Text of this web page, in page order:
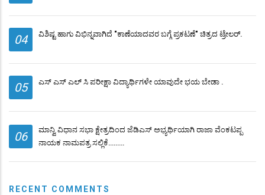
04 ವಿಶಿಷ್ಟ ಹಾಗು ವಿಭಿನ್ನವಾಗಿದೆ "ಕಾಣೆಯಾದವರ ಬಗ್ಗೆ ಪ್ರಕಟಣೆ" ಚಿತ್ರದ ಟ್ರೇಲರ್.
05 ಎಸ್ ಎಸ್ ಎಲ್ ಸಿ ಪರೀಕ್ಷಾ ವಿದ್ಯಾರ್ಥಿಗಳೇ ಯಾವುದೇ ಭಯ ಬೇಡಾ .
06
ಮಾನ್ವಿ ವಿಧಾನ ಸಭಾ ಕ್ಷೇತ್ರದಿಂದ ಜೆಡಿಎಸ್ ಅಭ್ಯರ್ಥಿಯಾಗಿ ರಾಜಾ ವೆಂಕಟಪ್ಪ
ನಾಯಕ ನಾಮಪತ್ರ ಸಲ್ಲಿಕೆ………
RECENT COMMENTS